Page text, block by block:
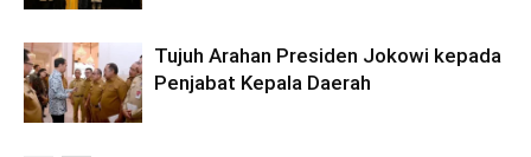
Tujuh Arahan Presiden Jokowi kepada
Penjabat Kepala Daerah